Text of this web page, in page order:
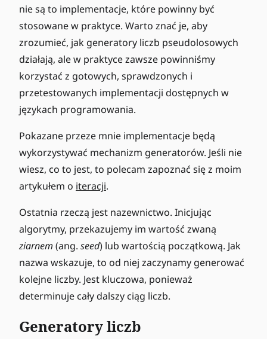
nie są to implementacje, które powinny być
stosowane w praktyce. Warto znać je, aby
zrozumieć, jak generatory liczb pseudolosowych
działają, ale w praktyce zawsze powinniśmy
korzystać z gotowych, sprawdzonych i
przetestowanych implementacji dostępnych w
językach programowania.
Pokazane przeze mnie implementacje będą
wykorzystywać mechanizm generatorów. Jeśli nie
wiesz, co to jest, to polecam zapoznać się z moim
artykułem o iteracji.
Ostatnia rzeczą jest nazewnictwo. Inicjując
algorytmy, przekazujemy im wartość zwaną
ziarnem (ang. seed) lub wartością początkową. Jak
nazwa wskazuje, to od niej zaczynamy generować
kolejne liczby. Jest kluczowa, ponieważ
determinuje cały dalszy ciąg liczb.
Generatory liczb